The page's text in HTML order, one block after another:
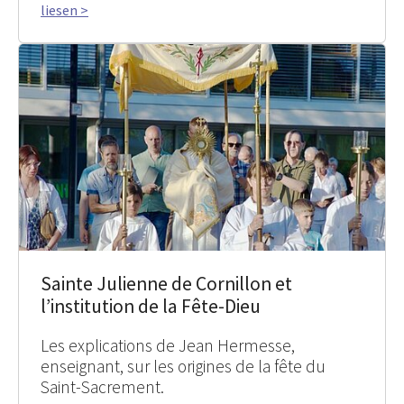
liesen >
Sainte Julienne de Cornillon et
l’institution de la Fête-Dieu
Les explications de Jean Hermesse,
enseignant, sur les origines de la fête du
Saint-Sacrement.